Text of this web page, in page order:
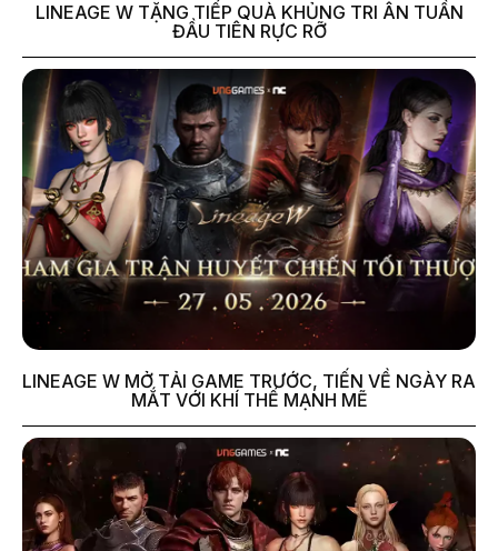
LINEAGE W TẶNG TIẾP QUÀ KHỦNG TRI ÂN TUẦN
ĐẦU TIÊN RỰC RỠ
LINEAGE W MỞ TẢI GAME TRƯỚC, TIẾN VỀ NGÀY RA
MẮT VỚI KHÍ THẾ MẠNH MẼ